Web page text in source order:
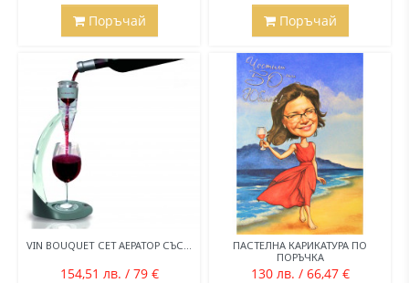
Поръчай
Поръчай
VIN BOUQUET СЕТ АЕРАТОР СЪС...
154,51 лв. / 79 €
ПАСТЕЛНА КАРИКАТУРА ПО
ПОРЪЧКА
130 лв. / 66,47 €